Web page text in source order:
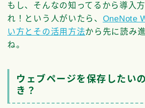
もし、そんなの知ってるから導入
れ！という人がいたら、 OneNote
い方とその活用方法から先に読み
ね。
ウェブページを保存したい
き？